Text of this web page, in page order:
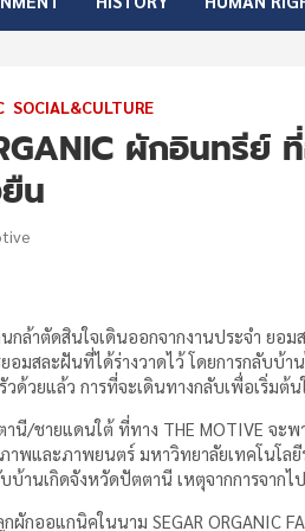
SOCIAL&CULTURE
ผักอินทรี
น
ล้าตัดสินใจเดินออกจากงานประจำ ยอม
อมสละฝันที่ได้ร่างวาดไว้ โดยการกลับ
ด้วยแล้ว การที่จะเดินทางกลับเพื่อเริ่มต้
นี/ชายแดนใต้ ที่ทาง THE MOTIVE จ
าพและภาพยนตร์ มหาวิทยาลัยเทคโนโ
านเกิดจังหวัดปัตตานี เหตุจากการจากไ
ผักออแกนิคในนาม SEGAR ORGANIC